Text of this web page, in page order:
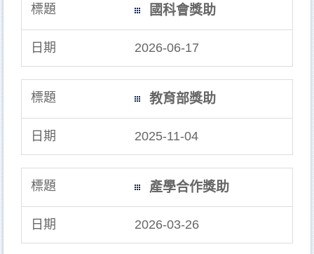
國科會獎助
2026-06-17
教育部獎助
2025-11-04
產學合作獎助
2026-03-26